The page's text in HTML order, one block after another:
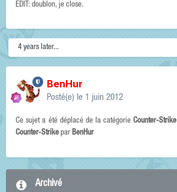
EDIT: doublon, je close.
4 years later...
BenHur
Posté(e) le 1 juin 2012
Ce sujet a été déplacé de la catégorieCounter-Strike
Counter-Strike par BenHur
Archivé